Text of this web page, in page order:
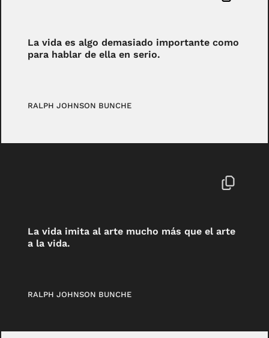
La vida es algo demasiado importante como
para hablar de ella en serio.
RALPH JOHNSON BUNCHE
La vida imita al arte mucho más que el arte
a la vida.
RALPH JOHNSON BUNCHE